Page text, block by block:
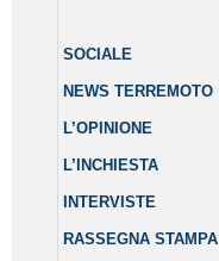
SOCIALE
NEWS TERREMOTO
L’OPINIONE
L’INCHIESTA
INTERVISTE
RASSEGNA STAMPA